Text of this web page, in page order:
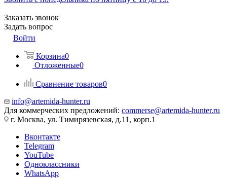
Заказать звонок
Задать вопрос
Войти
Корзина0
Отложенные0
Сравнение товаров0
info@artemida-hunter.ru
Для коммерческих предложений: commerse@artemida-hunter.ru
г. Москва, ул. Тимирязевская, д.11, корп.1
Вконтакте
Telegram
YouTube
Одноклассники
WhatsApp